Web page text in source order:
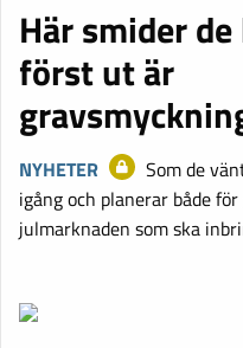
Här smider
först ut är
NYHETER
Som de
igång och planerar både
julmarknaden som ska